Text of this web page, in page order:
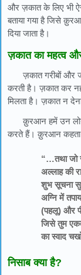
और ज़कात के लिए भी
बताया गया है जिसे
दिया जाता है।
ज़कात का महत्व
ज़कात गरीबों और
करती है। ज़कात कर
मिलता है। ज़कात न देना
क़ुरआन हमें उन
करते हैं। क़ुरआन कहता
“…तथा जो
अल्लाह की
शुभ सूचना
अग्नि में
(पहलू) और
जिसे तुम
का स्वाद
निसाब क्या है?